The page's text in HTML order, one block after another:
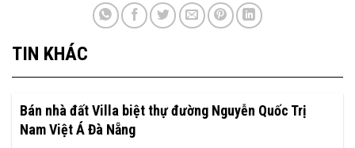
TIN KHÁC
Bán nhà đất Villa biệt thự đường Nguyễn Quốc Trị
Nam Việt Á Đà Nẵng